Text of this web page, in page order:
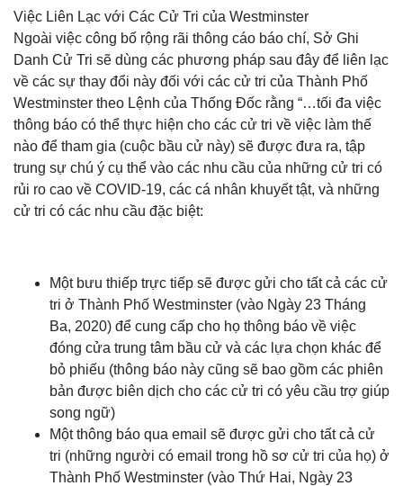
Việc Liên Lạc với Các Cử Tri của Westminster
Ngoài việc công bố rộng rãi thông cáo báo chí, Sở Ghi
Danh Cử Tri sẽ dùng các phương pháp sau đây để liên lạc
về các sự thay đổi này đối với các cử tri của Thành Phố
Westminster theo Lệnh của Thống Đốc rằng “…tối đa việc
thông báo có thể thực hiện cho các cử tri về việc làm thế
nào để tham gia (cuộc bầu cử này) sẽ được đưa ra, tập
trung sự chú ý cụ thể vào các nhu cầu của những cử tri có
rủi ro cao về COVID-19, các cá nhân khuyết tật, và những
cử tri có các nhu cầu đặc biệt:
Một bưu thiếp trực tiếp sẽ được gửi cho tất cả các cử
tri ở Thành Phố Westminster (vào Ngày 23 Tháng
Ba, 2020) để cung cấp cho họ thông báo về việc
đóng cửa trung tâm bầu cử và các lựa chọn khác để
bỏ phiếu (thông báo này cũng sẽ bao gồm các phiên
bản được biên dịch cho các cử tri có yêu cầu trợ giúp
song ngữ)
Một thông báo qua email sẽ được gửi cho tất cả cử
tri (những người có email trong hồ sơ cử tri của họ) ở
Thành Phố Westminster (vào Thứ Hai, Ngày 23